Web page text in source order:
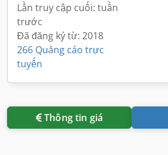
Lần truy cập cuối: tuần
trước
Đã đăng ký từ: 2018
266 Quảng cáo trực
tuyến
Thông tin giá